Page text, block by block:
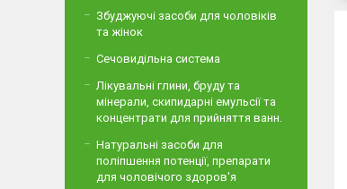
Збуджуючі засоби для чоловіків
та жінок
Сечовидільна система
Лікувальні глини, бруду та
мінерали, скипидарні емульсії та
концентрати для прийняття ванн.
Натуральні засоби для
поліпшення потенції, препарати
для чоловічого здоров'я